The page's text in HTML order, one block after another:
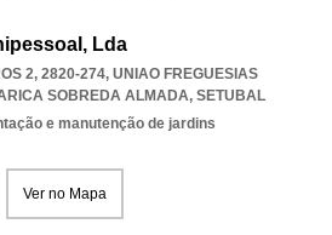
Lda
2, 2820-274, UNIAO FREGUESIAS
SOBREDA ALMADA, SETUBAL
e manutenção de jardins
Ver no Mapa